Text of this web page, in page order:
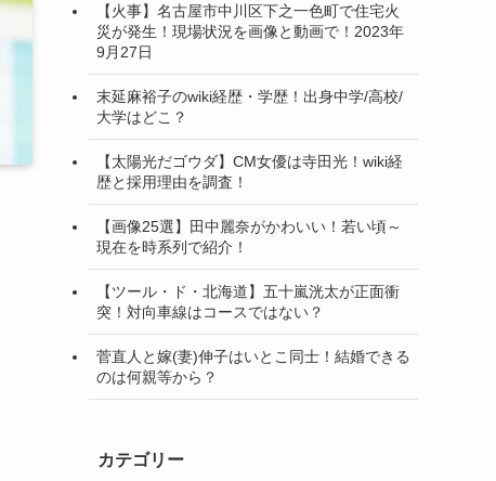
【火事】名古屋市中川区下之一色町で住宅火
災が発生！現場状況を画像と動画で！2023年
9月27日
末延麻裕子のwiki経歴・学歴！出身中学/高校/
大学はどこ？
【太陽光だゴウダ】CM女優は寺田光！wiki経
歴と採用理由を調査！
【画像25選】田中麗奈がかわいい！若い頃～
現在を時系列で紹介！
【ツール・ド・北海道】五十嵐洸太が正面衝
突！対向車線はコースではない？
菅直人と嫁(妻)伸子はいとこ同士！結婚できる
のは何親等から？
カテゴリー